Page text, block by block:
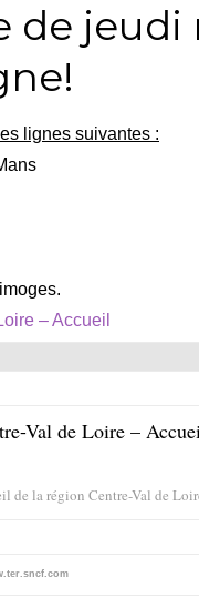
de
lignes suivantes :
– Accueil
Val de Loire –
de la région Centre-Val de